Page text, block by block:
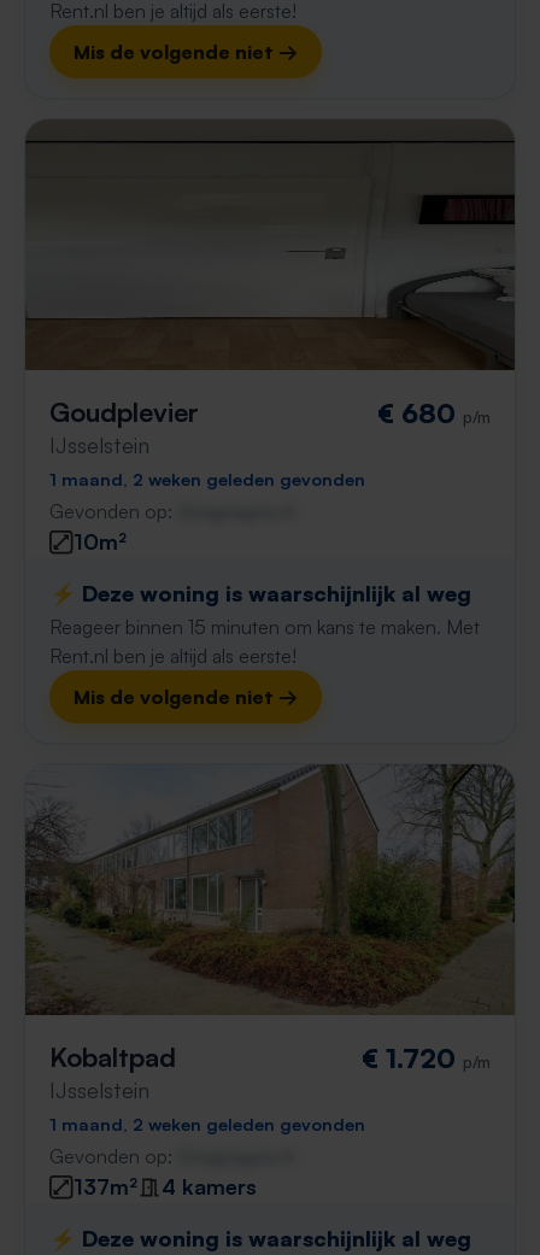
Rent.nl ben je altijd als eerste!
Mis de volgende niet →
Goudplevier
IJsselstein
€ 680 p/m
1 maand, 2 weken geleden gevonden
Gevonden op:
10m²
⚡️ Deze woning is waarschijnlijk al weg
Reageer binnen 15 minuten om kans te maken. Met
Rent.nl ben je altijd als eerste!
Mis de volgende niet →
Kobaltpad
IJsselstein
€ 1.720 p/m
1 maand, 2 weken geleden gevonden
Gevonden op:
137m²
4 kamers
⚡️ Deze woning is waarschijnlijk al weg